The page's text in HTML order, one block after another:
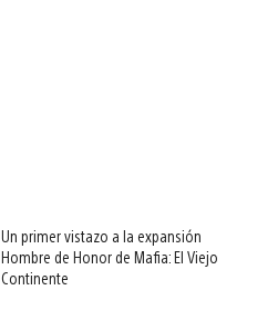
Un primer vistazo a la expansión
Hombre de Honor de Mafia: El Viejo
Continente